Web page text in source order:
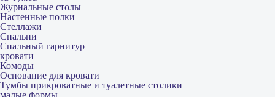
Журнальные столы
Настенные полки
Стеллажи
Спальни
Спальный гарнитур
кровати
Комоды
Основание для кровати
Тумбы прикроватные и туалетные столики
малые формы